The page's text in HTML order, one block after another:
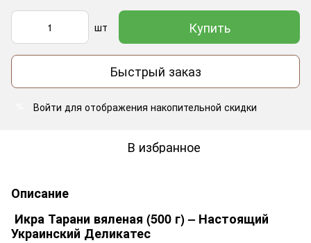
шт Купить
Быстрый заказ
Войти для отображения накопительной скидки
В избранное
Описание
Икра Тарани вяленая (500 г) – Настоящий
Украинский Деликатес